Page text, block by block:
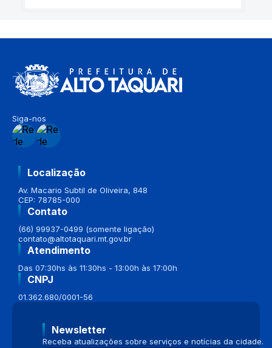
Siga-nos
Localização
Av. Macario Subtil de Oliveira, 848
CEP: 78785-000
Contato
(66) 99937-0499 (somente ligação)
contato@altotaquari.mt.gov.br
Atendimento
Das 07:30hs às 11:30hs - 13:00h às 17:00h
CNPJ
01.362.680/0001-56
Newsletter
Receba atualizações sobre serviços e notícias da cidade.